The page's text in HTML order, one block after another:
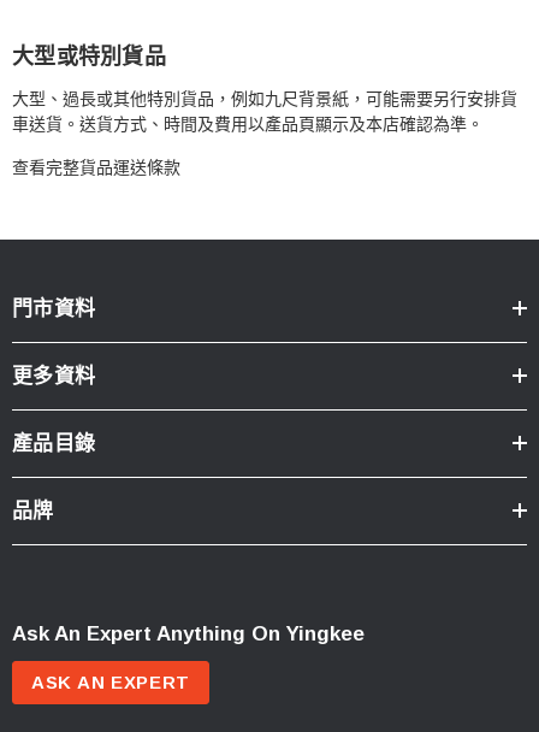
大型或特別貨品
大型、過長或其他特別貨品，例如九尺背景紙，可能需要另行安排貨
車送貨。送貨方式、時間及費用以產品頁顯示及本店確認為準。
查看完整貨品運送條款
門市資料
更多資料
產品目錄
品牌
Ask An Expert Anything On Yingkee
ASK AN EXPERT